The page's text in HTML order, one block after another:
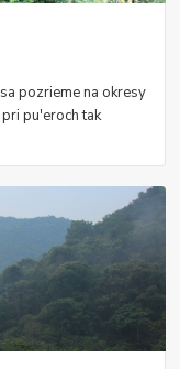
pozrieme na okresy
pu'eroch tak